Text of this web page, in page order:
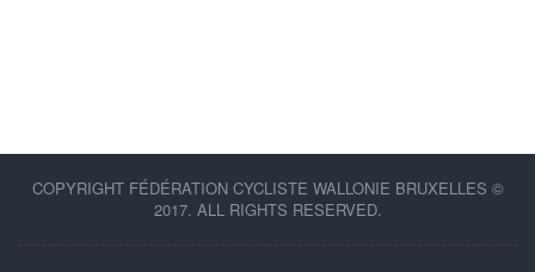
COPYRIGHT FÉDÉRATION CYCLISTE WALLONIE BRUXELLES ©
2017. ALL RIGHTS RESERVED.